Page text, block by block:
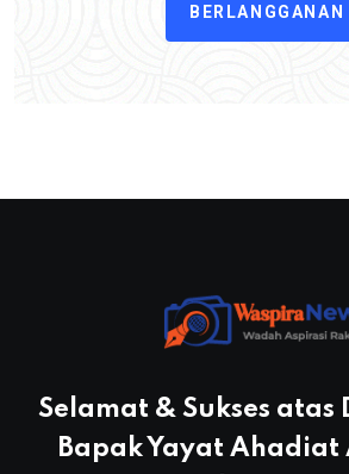
BERLANGGANAN
Selamat & Sukses
Bapak Yayat